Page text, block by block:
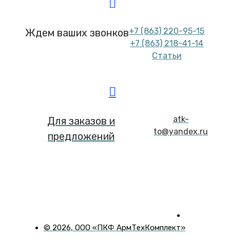
Ждем ваших звонков+7 (863) 220-95-15
+7 (863) 218-41-14
Статьи
Для заказов и
предложений
atk-
to@yandex.ru
© 2026, ООО «ПКФ АрмТехКомплект»